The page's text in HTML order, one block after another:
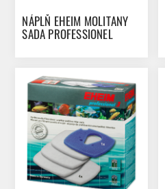
NÁPLŇ EHEIM MOLITANY
SADA PROFESSIONEL